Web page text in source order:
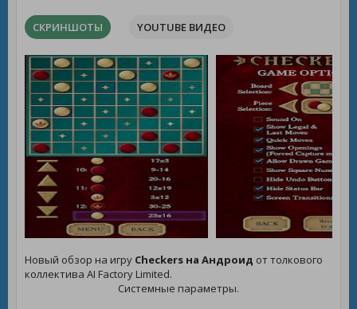
СКРИНШОТЫ YOUTUBE ВИДЕО
Новый обзор на игру Checkers на Андроид от толкового
коллектива AI Factory Limited.
Системные параметры.